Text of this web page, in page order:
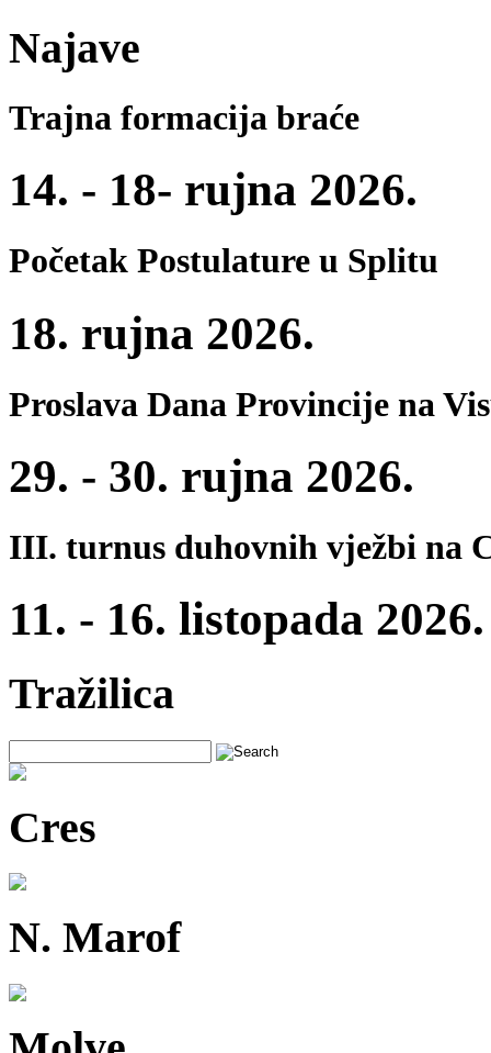
Najave
Trajna formacija braće
14. - 18- rujna 2026.
Početak Postulature u Splitu
18. rujna 2026.
Proslava Dana Provincije na
29. - 30. rujna 2026.
III. turnus duhovnih vježbi na
11. - 16. listopada 2026.
Tražilica
Cres
N. Marof